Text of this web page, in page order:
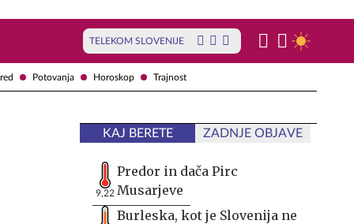
Potovanja Horoskop Trajnost
TELEKOM SLOVENIJE
KAJ BERETE ZADNJE OBJAVE
9,22
Predor in dača Pirc
Musarjeve
Burleska, kot je Slovenija ne